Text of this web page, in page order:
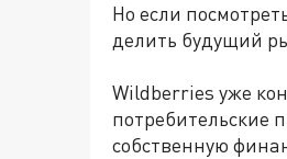
Но если
делить будущий
Wildberries уже
потребительские
собственную